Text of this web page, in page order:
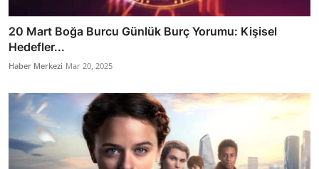
20 Mart Boğa Burcu Günlük Burç Yorumu: Kişisel
Hedefler...
Haber Merkezi Mar 20, 2025